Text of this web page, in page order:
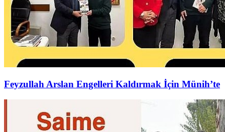
Feyzullah Arslan Engelleri Kaldırmak İçin Münih’te